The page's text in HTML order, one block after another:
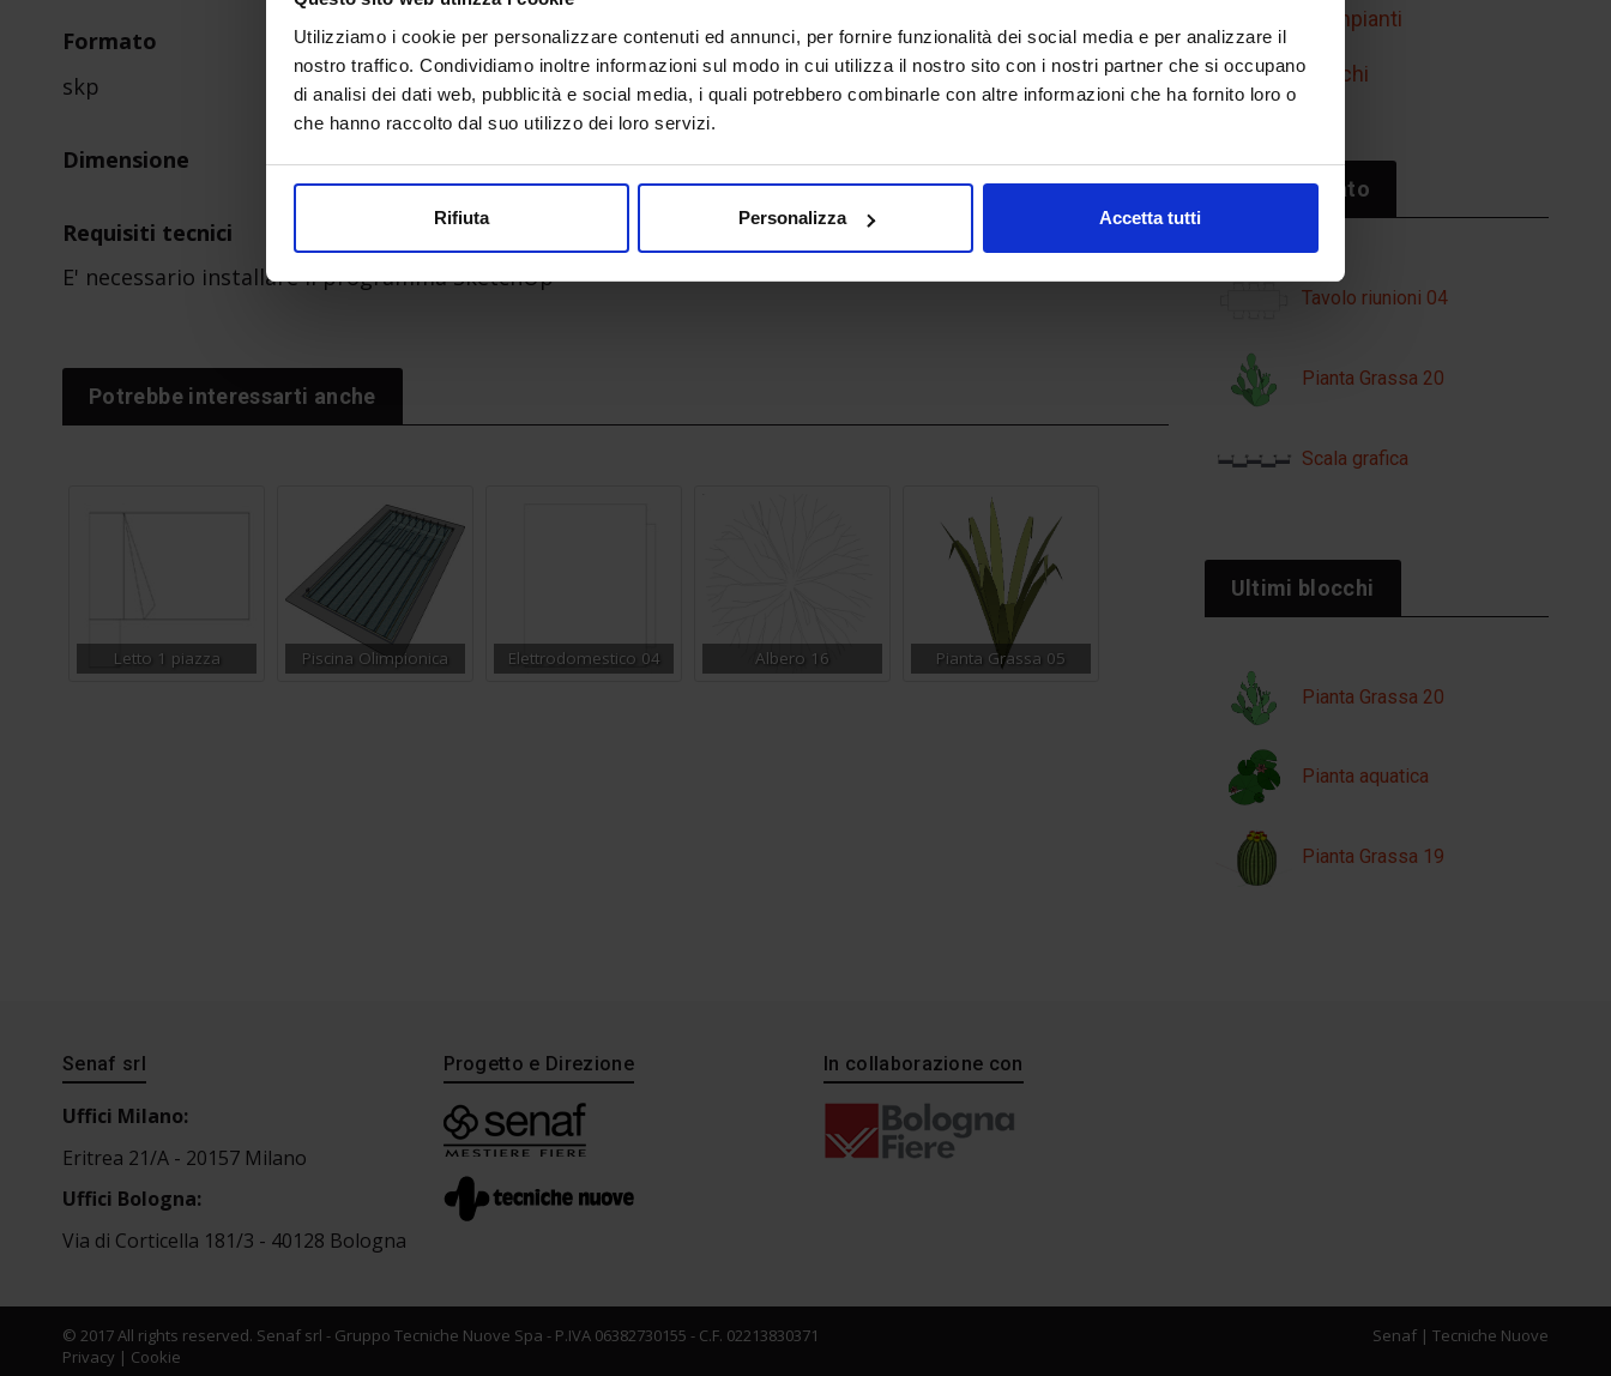
Utilizziamo i cookie per personalizzare contenuti ed annunci, per fornire funzionalità dei social media e per analizzare il
nostro traffico. Condividiamo inoltre informazioni sul modo in cui utilizza il nostro sito con i nostri partner che si occupano
di analisi dei dati web, pubblicità e social media, i quali potrebbero combinarle con altre informazioni che ha fornito loro o
che hanno raccolto dal suo utilizzo dei loro servizi.
Rifiuta Personalizza Accetta tutti
Formato
skp
Dimensione
Requisiti tecnici
E' necessario installare il programma SketchUp
Potrebbe interessarti anche
Letto 1 piazza Piscina Olimpionica Elettrodomestico 04 Albero 16 Pianta Grassa 05
Simboli impianti
Sport/giochi
Il più cliccato
Tavolo riunioni 04
Pianta Grassa 20
Scala grafica
Ultimi blocchi
Pianta Grassa 20
Pianta aquatica
Pianta Grassa 19
Senaf srl
Uffici Milano:
Eritrea 21/A - 20157 Milano
Uffici Bologna:
Via di Corticella 181/3 - 40128 Bologna
Progetto e Direzione In collaborazione con
© 2017 All rights reserved. Senaf srl - Gruppo Tecniche Nuove Spa - P.IVA 06382730155 - C.F. 02213830371
Privacy | Cookie
Senaf| Tecniche Nuove